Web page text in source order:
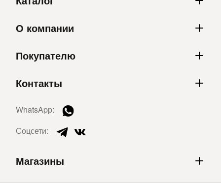
О компании
Покупателю
Контакты
WhatsApp:
Соцсети:
Магазины